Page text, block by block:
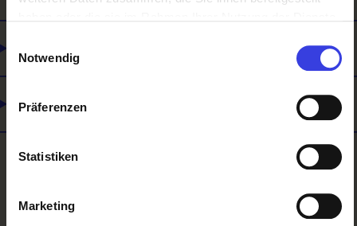
Notwendig
Präferenzen
Statistiken
Marketing
Selbstständigkeit